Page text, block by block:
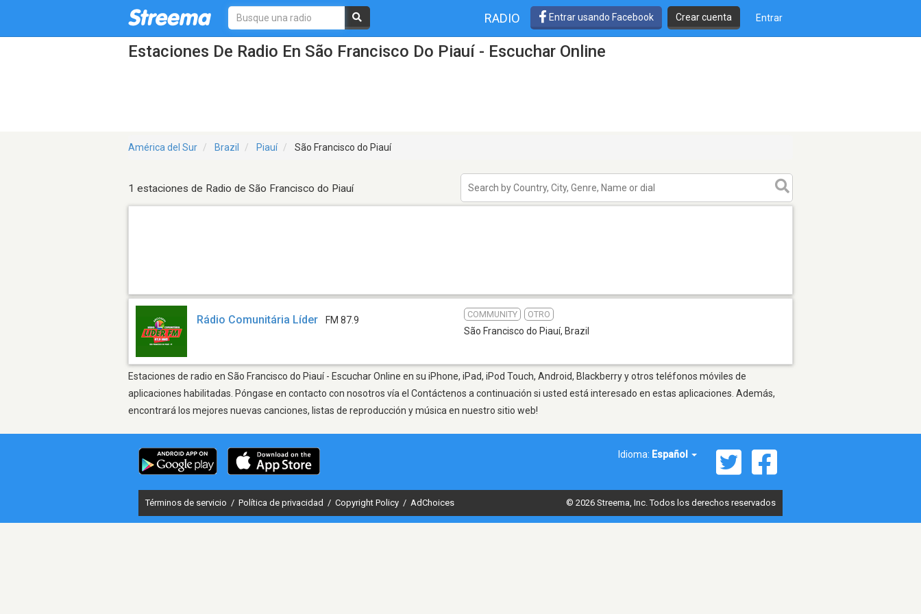
RADIO Entrar usando Facebook Crear cuenta Entrar
Estaciones De Radio En São Francisco Do Piauí - Escuchar Online
América del Sur Brazil Piauí São Francisco do Piauí
1 estaciones de Radio de São Francisco do Piauí
Rádio Comunitária Líder FM 87.9
COMMUNITY OTRO
São Francisco do Piauí, Brazil
Estaciones de radio en São Francisco do Piauí - Escuchar Online en su iPhone, iPad, iPod Touch, Android, Blackberry y otros teléfonos móviles de
aplicaciones habilitadas. Póngase en contacto con nosotros vía el Contáctenos a continuación si usted está interesado en estas aplicaciones. Además,
encontrará los mejores nuevas canciones, listas de reproducción y música en nuestro sitio web!
Idioma: Español
Términos de servicio / Política de privacidad / Copyright Policy / AdChoices © 2026 Streema, Inc. Todos los derechos reservados